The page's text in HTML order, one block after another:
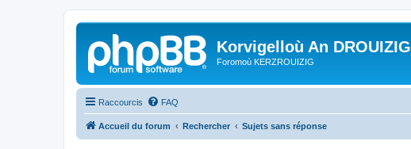
Korvigelloù An DROUIZIG
Foromoù KERZROUIZIG
Raccourcis FAQ
Accueil du forum Rechercher Sujets sans réponse